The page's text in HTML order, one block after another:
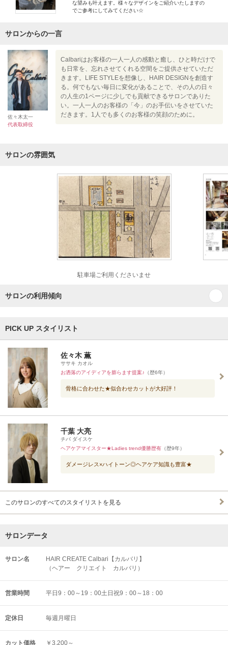
な望みも叶えます。様々なデザインをご紹介いたしますの
でご参考にしてみてください☆
サロンからの一言
佐々木太一
代表取締役
Calbariはお客様の一人一人の感動と癒し、ひと時だけで
も日常を、忘れさせてくれる空間をご提供させていただ
きます。LIFE STYLEを想像し、HAIR DESIGNを創造す
る。何でもない毎日に変化があることで、その人の日々
の人生の1ページに少しでも貢献できるサロンでありた
い。一人一人のお客様の「今」のお手伝いをさせていた
だきます。1人でも多くのお客様の笑顔のために。
サロンの雰囲気
駐車場ご利用くださいませ
サロンの利用傾向
PICK UP スタイリスト
佐々木 薫
ササキ カオル
お洒落のアイディアを膨らます提案♪ （歴6年）
骨格に合わせた★似合わせカットが大好評！
千葉 大亮
チバ ダイスケ
ヘアケアマイスター★Ladies trend優勝歴有 （歴9年）
ダメージレス×ハイトーン◎ヘアケア知識も豊富★
このサロンのすべてのスタイリストを見る
サロンデータ
サロン名
HAIR CREATE Calbari【カルバリ】
（ヘアー クリエイト カルバリ）
営業時間 平日9：00～19：00土日祝9：00～18：00
定休日 毎週月曜日
カット価格 ￥3,200～